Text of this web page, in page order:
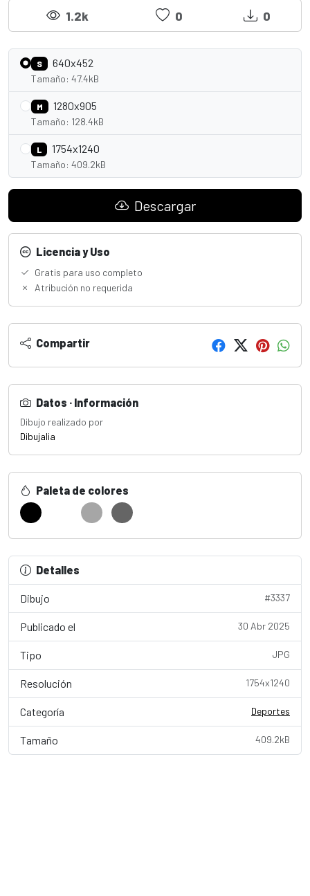
1.2k 0 0
S 640x452
Tamaño: 47.4kB
M 1280x905
Tamaño: 128.4kB
L 1754x1240
Tamaño: 409.2kB
Descargar
Licencia y Uso
Gratis para uso completo
Atribución no requerida
Compartir
Datos · Información
Dibujo realizado por
Dibujalia
Paleta de colores
Detalles
Dibujo #3337
Publicado el 30 Abr 2025
Tipo JPG
Resolución 1754x1240
Categoría Deportes
Tamaño 409.2kB